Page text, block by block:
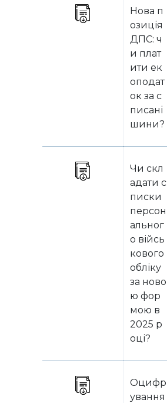
Нова п
озиція
ДПС: ч
и плат
ити ек
оподат
ок за с
писані
шини?
Чи скл
адати с
писки
персон
альног
о війсь
кового
обліку
за ново
ю фор
мою в
2025 р
оці?
Оцифр
ування